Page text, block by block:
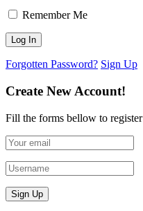
Remember Me
Forgotten Password? Sign Up
Create New Account!
Fill the forms bellow to register